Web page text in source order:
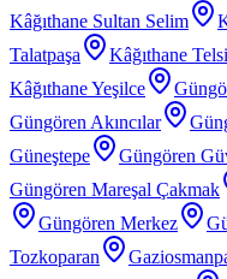
Kâğıthane Sultan Selim
Talatpaşa
Kâğıthane
Kâğıthane Yeşilce
Güngören Akıncılar
Güneştepe
Güngören
Güngören Mareşal Çakmak
Güngören Merkez
Tozkoparan